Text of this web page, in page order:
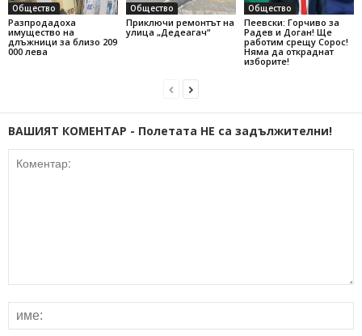
Общество
Разпродадоха
имущество на
длъжници за близо 209
000 лева
Общество
Приключи ремонтът на
улица „Дедеагач“
Общество
Пеевски: Горчиво за
Радев и Доган! Ще
работим срещу Сорос!
Няма да откраднат
изборите!
ВАШИЯТ КОМЕНТАР - Полетата НЕ са задължителни!